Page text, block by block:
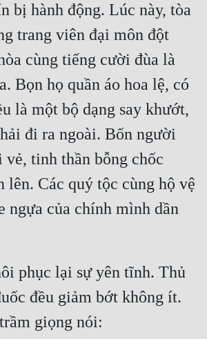
bị hành động. Lúc này, tòa
trang viên đại môn đột
cùng tiếng cười đùa là
Bọn họ quần áo hoa lệ, có
là một bộ dạng say khướt,
đi ra ngoài. Bốn người
tinh thần bỗng chốc
lên. Các quý tộc cùng hộ vệ
ngựa của chính mình dần
phục lại sự yên tĩnh. Thủ
đều giảm bớt không ít.
giọng nói: